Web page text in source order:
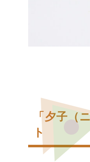
「夕子
ト